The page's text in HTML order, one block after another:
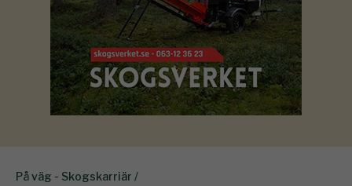
På väg - Skogskarriär /